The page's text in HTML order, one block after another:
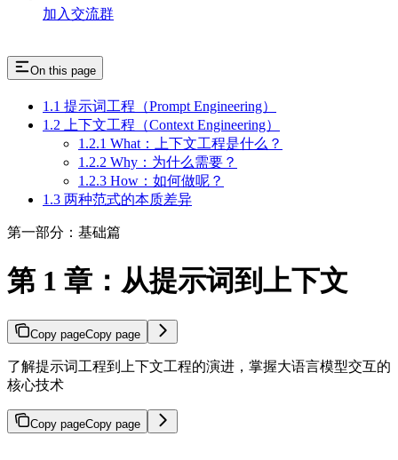
加入交流群
On this page
1.1 提示词工程（Prompt Engineering）
1.2 上下文工程（Context Engineering）
1.2.1 What：上下文工程是什么？
1.2.2 Why：为什么需要？
1.2.3 How：如何做呢？
1.3 两种范式的本质差异
第一部分：基础篇
第 1 章：从提示词到上下文
Copy pageCopy page
了解提示词工程到上下文工程的演进，掌握大语言模型交互的
核心技术
Copy pageCopy page